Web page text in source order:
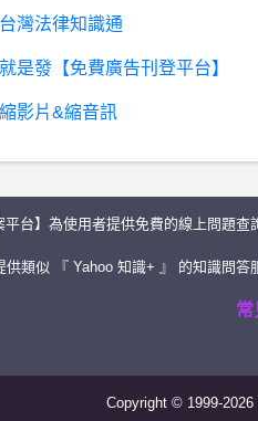
台灣法律知識通
就是發【免費廣告刊登平台】
縮影片&縮音訊
台】為使用者提供免費的線上問題
供類似 『 Yahoo 知識+ 』 的知識問
常
Copyright © 1999-2026